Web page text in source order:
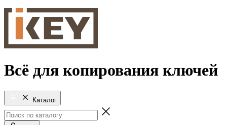
Всё для копирования ключей
Каталог